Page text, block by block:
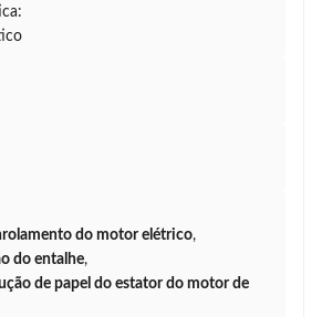
do motor elétrico,
do entalhe,
de papel do estator do motor de